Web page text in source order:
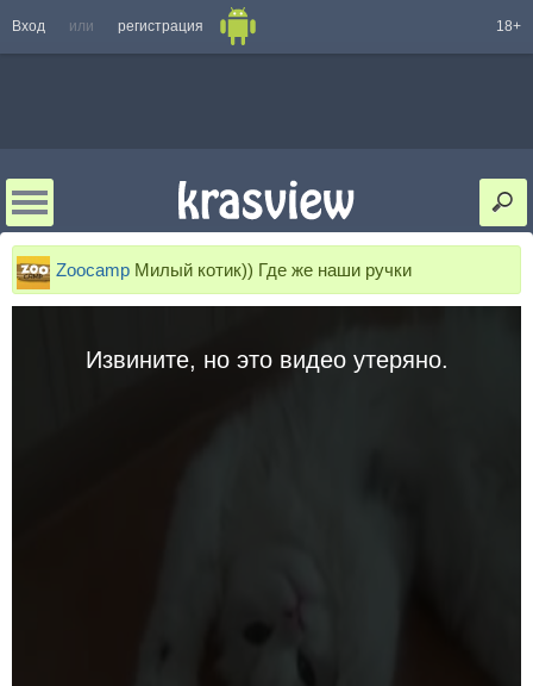
Вход или регистрация 18+
Zoocamp Милый котик)) Где же наши ручки
Извините, но это видео утеряно.